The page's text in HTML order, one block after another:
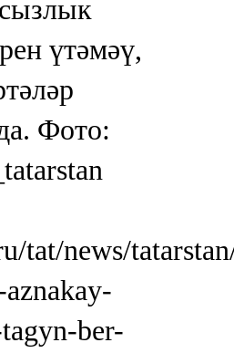
үтәмәү,
Фото:
tat/news/
ber-